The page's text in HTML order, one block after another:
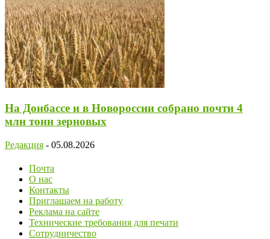
На Донбассе и в Новороссии собрано почти 4
млн тонн зерновых
Редакция - 05.08.2026
Почта
О нас
Контакты
Приглашаем на работу
Реклама на сайте
Технические требования для печати
Сотрудничество